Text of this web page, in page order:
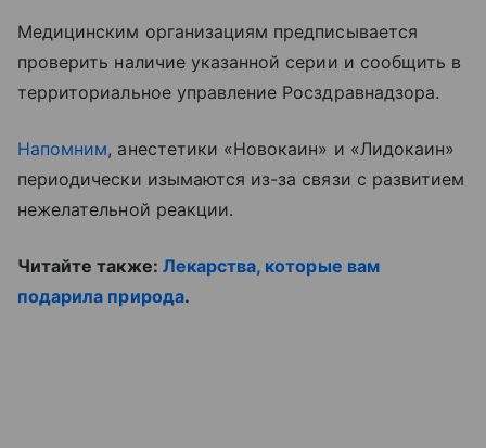
Медицинским организациям предписывается
проверить наличие указанной серии и сообщить в
территориальное управление Росздравнадзора.
Напомним, анестетики «Новокаин» и «Лидокаин»
периодически изымаются из-за связи с развитием
нежелательной реакции.
Читайте также: Лекарства, которые вам
подарила природа.